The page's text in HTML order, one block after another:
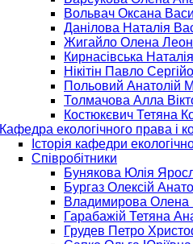
Вольвач Оксана
Данілова Наталія
Жигайло Олена
Кирнасівська
Нікітін Павло
Польовий Анатолій
Толмачова Алла
Костюкєвич Тетяна
Кафедра екологічного права і
Історія кафедри
Співробітники
Бунякова Юлія
Бургаз Олексій
Владимирова Олена
Гарабажій Тетяна
Грудев Петро